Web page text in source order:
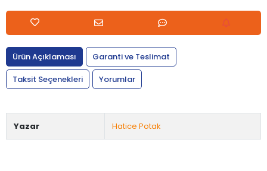
Ürün Açıklaması
Garanti ve Teslimat
Taksit Seçenekleri
Yorumlar
Yazar Hatice Potak